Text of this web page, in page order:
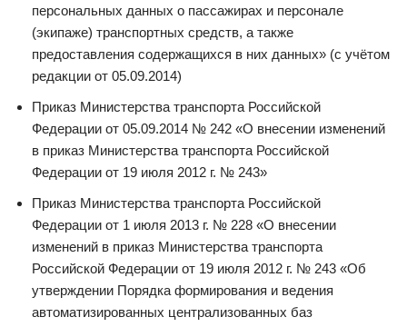
персональных данных о пассажирах и персонале
(экипаже) транспортных средств, а также
предоставления содержащихся в них данных» (с учётом
редакции от 05.09.2014)
Приказ Министерства транспорта Российской
Федерации от 05.09.2014 № 242 «О внесении изменений
в приказ Министерства транспорта Российской
Федерации от 19 июля 2012 г. № 243»
Приказ Министерства транспорта Российской
Федерации от 1 июля 2013 г. № 228 «О внесении
изменений в приказ Министерства транспорта
Российской Федерации от 19 июля 2012 г. № 243 «Об
утверждении Порядка формирования и ведения
автоматизированных централизованных баз